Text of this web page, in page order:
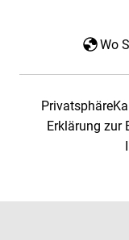
Wo
Privatsphäre
Erklärung zur